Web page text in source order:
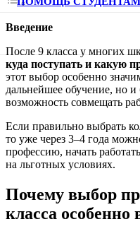
Введение
После 9 класса у многих
куда поступать и какую
этот выбор особенно
дальнейшее обучение, но
возможность совмещать
Если правильно выбрать
то уже через 3–4 года
профессию, начать
на льготных условиях.
Почему выбор
класса